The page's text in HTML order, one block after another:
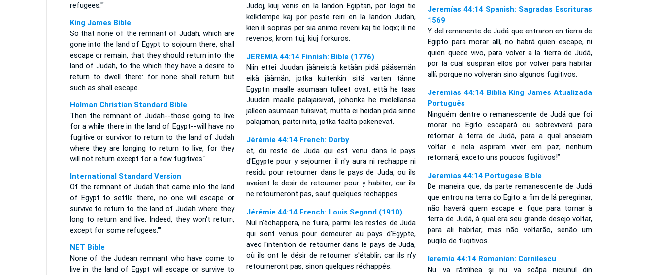
refugees.'"
King James Bible
So that none of the remnant of Judah, which are
gone into the land of Egypt to sojourn there, shall
escape or remain, that they should return into the
land of Judah, to the which they have a desire to
return to dwell there: for none shall return but
such as shall escape.
Holman Christian Standard Bible
Then the remnant of Judah--those going to live
for a while there in the land of Egypt--will have no
fugitive or survivor to return to the land of Judah
where they are longing to return to live, for they
will not return except for a few fugitives."
International Standard Version
Of the remnant of Judah that came into the land
of Egypt to settle there, no one will escape or
survive to return to the land of Judah where they
long to return and live. Indeed, they won't return,
except for some refugees.'"
NET Bible
None of the Judean remnant who have come to
live in the land of Egypt will escape or survive to
Judoj, kiuj venis en la landon Egiptan, por logxi tie
kelktempe kaj por poste reiri en la landon Judan,
kien ili sopiras per sia animo reveni kaj tie logxi; ili ne
revenos, krom tiuj, kiuj forkuros.
JEREMIA 44:14 Finnish: Bible (1776)
Niin ettei Juudan jääneistä ketään pidä pääsemän
eikä jäämän, jotka kuitenkin sitä varten tänne
Egyptin maalle asumaan tulleet ovat, että he taas
Juudan maalle palajaisivat, johonka he mielellänsä
jälleen asumaan tulisivat; mutta ei heidän pidä sinne
palajaman, paitsi niitä, jotka täältä pakenevat.
Jérémie 44:14 French: Darby
et, du reste de Juda qui est venu dans le pays
d'Egypte pour y sejourner, il n'y aura ni rechappe ni
residu pour retourner dans le pays de Juda, ou ils
avaient le desir de retourner pour y habiter; car ils
ne retourneront pas, sauf quelques rechappes.
Jérémie 44:14 French: Louis Segond (1910)
Nul n'échappera, ne fuira, parmi les restes de Juda
qui sont venus pour demeurer au pays d'Egypte,
avec l'intention de retourner dans le pays de Juda,
où ils ont le désir de retourner s'établir; car ils n'y
retourneront pas, sinon quelques réchappés.
Jeremías 44:14 Spanish: Sagradas Escrituras
1569
Y del remanente de Judá que entraron en tierra de
Egipto para morar allí, no habrá quien escape, ni
quien quede vivo, para volver a la tierra de Judá,
por la cual suspiran ellos por volver para habitar
allí; porque no volverán sino algunos fugitivos.
Jeremias 44:14 Bíblia King James Atualizada
Português
Ninguém dentre o remanescente de Judá que foi
morar no Egito escapará ou sobreviverá para
retornar à terra de Judá, para a qual anseiam
voltar e nela aspiram viver em paz; nenhum
retornará, exceto uns poucos fugitivos!”
Jeremias 44:14 Portugese Bible
De maneira que, da parte remanescente de Judá
que entrou na terra do Egito a fim de lá peregrinar,
não haverá quem escape e fique para tornar à
terra de Judá, à qual era seu grande desejo voltar,
para ali habitar; mas não voltarão, senão um
pugilo de fugitivos.
Ieremia 44:14 Romanian: Cornilescu
Nu va rămînea şi nu va scăpa niciunul din